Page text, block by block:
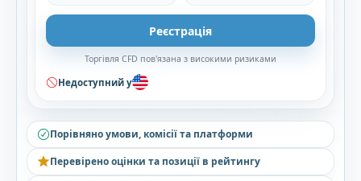
Реєстрація
Торгівля CFD пов'язана з високими ризиками
Недоступний у
Порівняно умови, комісії та платформи
Перевірено оцінки та позиції в рейтингу